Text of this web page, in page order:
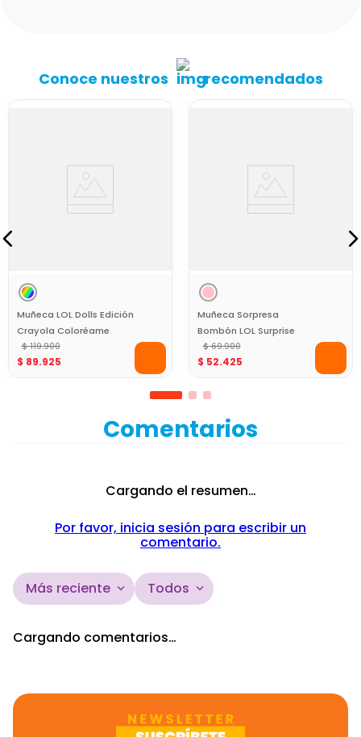
Conoce nuestros recomendados
Muñeca LOL Dolls Edición
Crayola Coloréame
$ 119.900
$ 89.925
Muñeca Sorpresa
Bombón LOL Surprise
Colección Chicas
Superpoderosas
$ 69.900
$ 52.425
Comentarios
Cargando el resumen…
Por favor, inicia sesión para escribir un
comentario.
Más reciente Todos
Cargando comentarios…